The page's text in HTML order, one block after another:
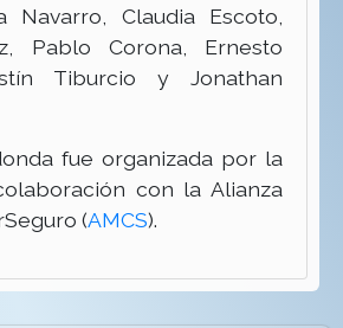
Navarro, Claudia Escoto,
Pablo Corona, Ernesto
Tiburcio y Jonathan
fue organizada por la
con la Alianza
(AMCS).